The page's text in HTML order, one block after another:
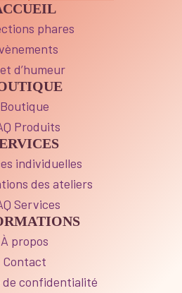
phares
d’humeur
Boutique
Produits
individuelles
des ateliers
Services
À propos
Contact
de confidentialité